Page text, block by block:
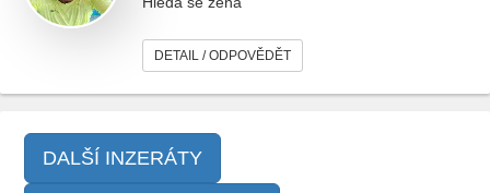
DETAIL / ODPOVĚDĚT
DALŠÍ INZERÁTY